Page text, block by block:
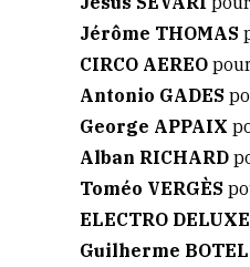
Jérôme THOMAS
CIRCO AEREO pour
Antonio GADES
George APPAIX
Alban RICHARD
Toméo VERGÈS
ELECTRO DELUXE
Guilherme